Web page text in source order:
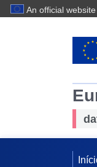
An official